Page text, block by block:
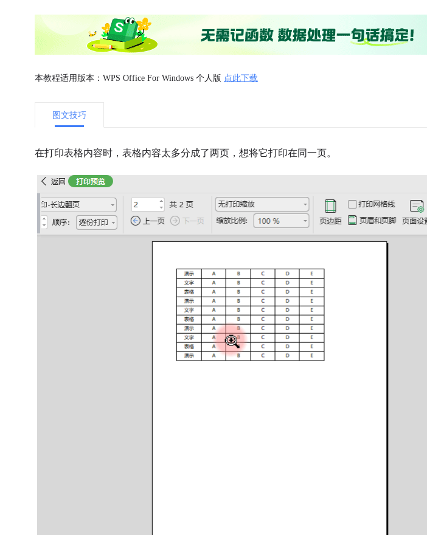
本教程适用版本：WPS Office For Windows 个人版 点此下载
图文技巧
在打印表格内容时，表格内容太多分成了两页，想将它打印在同一页。